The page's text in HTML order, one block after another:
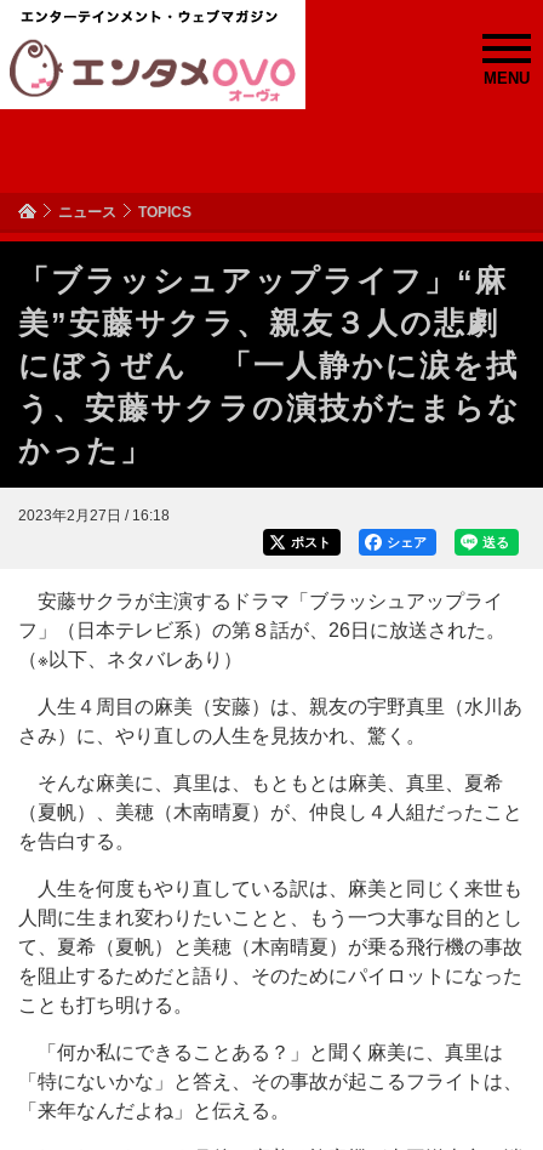
MENU
ニュース TOPICS
「ブラッシュアップライフ」“麻
美”安藤サクラ、親友３人の悲劇
にぼうぜん 「一人静かに涙を拭
う、安藤サクラの演技がたまらな
かった」
2023年2月27日 / 16:18
送る
シェア
ポスト
安藤サクラが主演するドラマ「ブラッシュアップライ
フ」（日本テレビ系）の第８話が、26日に放送された。
（※以下、ネタバレあり）
人生４周目の麻美（安藤）は、親友の宇野真里（水川あ
さみ）に、やり直しの人生を見抜かれ、驚く。
そんな麻美に、真里は、もともとは麻美、真里、夏希
（夏帆）、美穂（木南晴夏）が、仲良し４人組だったこと
を告白する。
人生を何度もやり直している訳は、麻美と同じく来世も
人間に生まれ変わりたいことと、もう一つ大事な目的とし
て、夏希（夏帆）と美穂（木南晴夏）が乗る飛行機の事故
を阻止するためだと語り、そのためにパイロットになった
ことも打ち明ける。
「何か私にできることある？」と聞く麻美に、真里は
「特にないかな」と答え、その事故が起こるフライトは、
「来年なんだよね」と伝える。